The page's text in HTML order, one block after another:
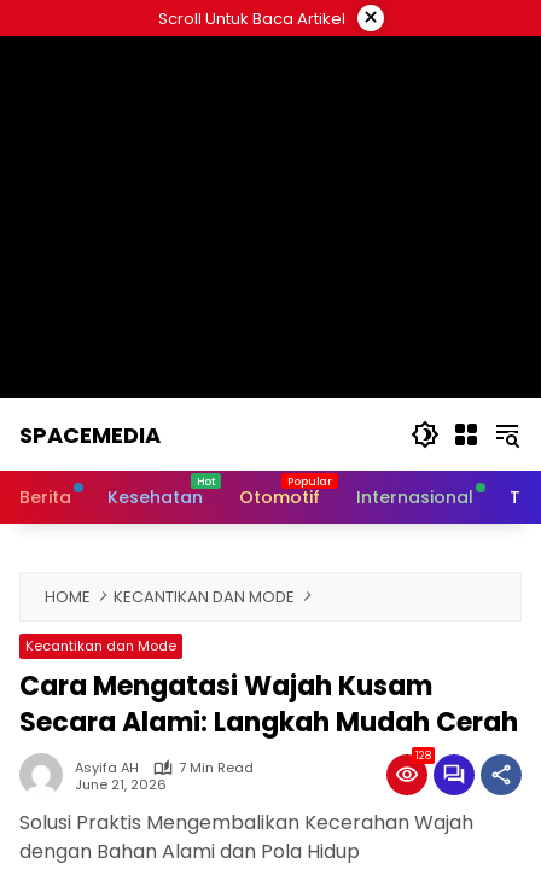
to
Scroll Untuk Baca Artikel ×
SPACEMEDIA
Berita Kesehatan Otomotif Internasional
HOME KECANTIKAN DAN MODE
Kecantikan dan Mode
Cara Mengatasi Wajah Kusam
Secara Alami: Langkah Mudah Cerah
Asyifa AH
7 Min Read
June 21, 2026
128
Solusi Praktis Mengembalikan Kecerahan Wajah
dengan Bahan Alami dan Pola Hidup